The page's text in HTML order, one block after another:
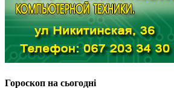
Гороскоп на сьогодні